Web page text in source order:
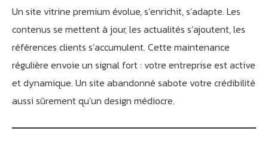
Un site vitrine premium évolue, s’enrichit, s’adapte. Les
contenus se mettent à jour, les actualités s’ajoutent, les
références clients s’accumulent. Cette maintenance
régulière envoie un signal fort : votre entreprise est active
et dynamique. Un site abandonné sabote votre crédibilité
aussi sûrement qu’un design médiocre.